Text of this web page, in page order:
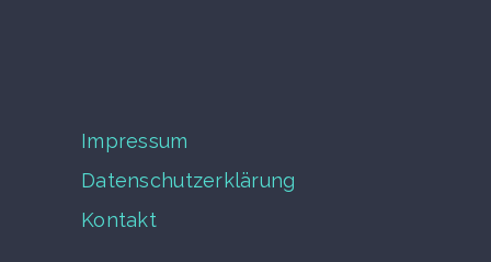
Impressum
Datenschutzerklärung
Kontakt